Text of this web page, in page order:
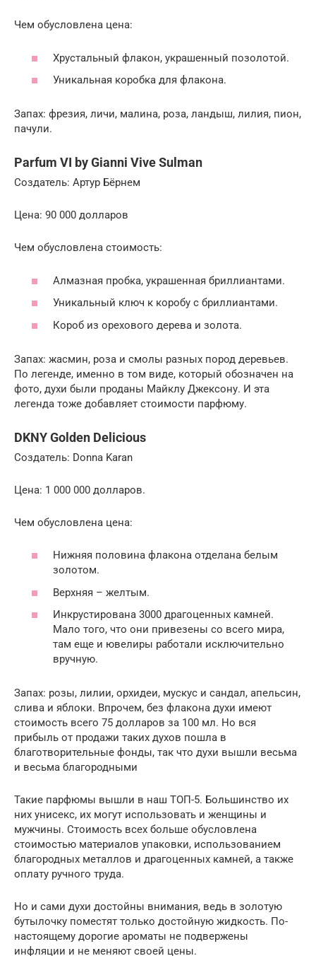
Чем обусловлена цена:
Хрустальный флакон, украшенный позолотой.
Уникальная коробка для флакона.
Запах: фрезия, личи, малина, роза, ландыш, лилия, пион,
пачули.
Parfum VI by Gianni Vive Sulman
Создатель: Артур Бёрнем
Цена: 90 000 долларов
Чем обусловлена стоимость:
Алмазная пробка, украшенная бриллиантами.
Уникальный ключ к коробу с бриллиантами.
Короб из орехового дерева и золота.
Запах: жасмин, роза и смолы разных пород деревьев.
По легенде, именно в том виде, который обозначен на
фото, духи были проданы Майклу Джексону. И эта
легенда тоже добавляет стоимости парфюму.
DKNY Golden Delicious
Создатель: Donna Karan
Цена: 1 000 000 долларов.
Чем обусловлена цена:
Нижняя половина флакона отделана белым
золотом.
Верхняя – желтым.
Инкрустирована 3000 драгоценных камней.
Мало того, что они привезены со всего мира,
там еще и ювелиры работали исключительно
вручную.
Запах: розы, лилии, орхидеи, мускус и сандал, апельсин,
слива и яблоки. Впрочем, без флакона духи имеют
стоимость всего 75 долларов за 100 мл. Но вся
прибыль от продажи таких духов пошла в
благотворительные фонды, так что духи вышли весьма
и весьма благородными
Такие парфюмы вышли в наш ТОП-5. Большинство их
них унисекс, их могут использовать и женщины и
мужчины. Стоимость всех больше обусловлена
стоимостью материалов упаковки, использованием
благородных металлов и драгоценных камней, а также
оплату ручного труда.
Но и сами духи достойны внимания, ведь в золотую
бутылочку поместят только достойную жидкость. По-
настоящему дорогие ароматы не подвержены
инфляции и не меняют своей цены.